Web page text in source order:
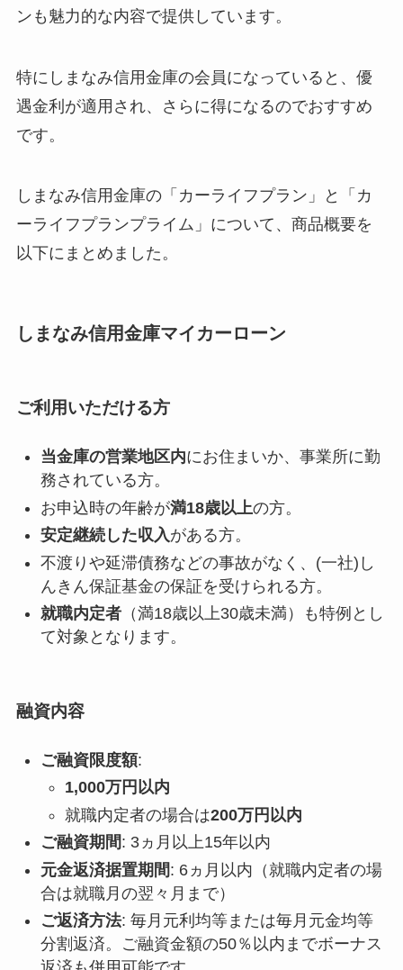
ンも魅力的な内容で提供しています。
特にしまなみ信用金庫の会員になっていると、優
遇金利が適用され、さらに得になるのでおすすめ
です。
しまなみ信用金庫の「カーライフプラン」と「カ
ーライフプランプライム」について、商品概要を
以下にまとめました。
しまなみ信用金庫マイカーローン
ご利用いただける方
当金庫の営業地区内にお住まいか、事業所に勤
務されている方。
お申込時の年齢が満18歳以上の方。
安定継続した収入がある方。
不渡りや延滞債務などの事故がなく、(一社)し
んきん保証基金の保証を受けられる方。
就職内定者（満18歳以上30歳未満）も特例とし
て対象となります。
融資内容
ご融資限度額:
1,000万円以内
就職内定者の場合は200万円以内
ご融資期間: 3ヵ月以上15年以内
元金返済据置期間: 6ヵ月以内（就職内定者の場
合は就職月の翌々月まで）
ご返済方法: 毎月元利均等または毎月元金均等
分割返済。ご融資金額の50％以内までボーナス